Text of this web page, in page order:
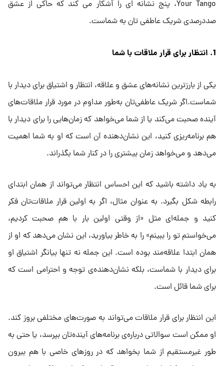
Your Tango، پنج نشانه ای را آشکار می کند که حاکی از عشق
صددرصدی شریک عاطفی تان به شماست.
1. انتظار برای قرار ملاقات با شما
یکی از بارزترین نشانه‌های عشق و علاقه، انتظار و اشتیاق برای دیدار با
شماست.اگر شریک عاطفی‌تان به‌طور مداوم در مورد قرار ملاقات‌های
آینده صحبت می‌کند یا از شما می‌خواهد که زمان‌هایی را برای دیدار با
هم برنامه‌ریزی کنید، این نشان‌دهنده آن است که او به شما اهمیت
می‌دهد و می‌خواهد زمان بیشتری را در کنار شما بگذراند.
به یاد داشته باشید که این احساس انتظار می‌تواند از همان ابتدای
رابطه شکل بگیرد. به عنوان مثال، اگر به اولین قرار ملاقات‌تان فکر
کنید و جمله‌ای مثل «از وقتی اولین بار با هم صحبت کردیم،
می‌خواستم تو را ببینم» را به خاطر بیاورید، این نشان می‌دهد که او از
همان ابتدا علاقه‌مند بوده است. این جمله نه تنها بیانگر اشتیاق او
برای دیدار با شماست، بلکه نشان‌دهنده‌ی توجه و احترامی است که
برای شما قائل است.
این انتظار برای قرار ملاقات می‌تواند به صورت‌های مختلفی بروز کند.
او ممکن است سوالاتی درباره‌ی برنامه‌های آینده‌تان بپرسد، یا حتی به
طور غیرمستقیم از شما بخواهد که در روزهای خاصی با هم بیرون